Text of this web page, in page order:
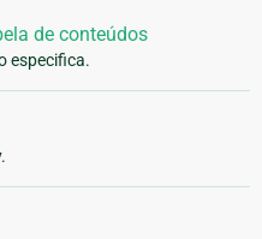
de conteúdos
especifica.